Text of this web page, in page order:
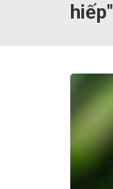
hiếp"